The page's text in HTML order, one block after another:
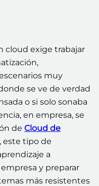
cloud exige trabajar
muy
se ve de verdad
o si solo sonaba
en empresa, se
de Cloud de
, este tipo de
a
y preparar
más resistentes